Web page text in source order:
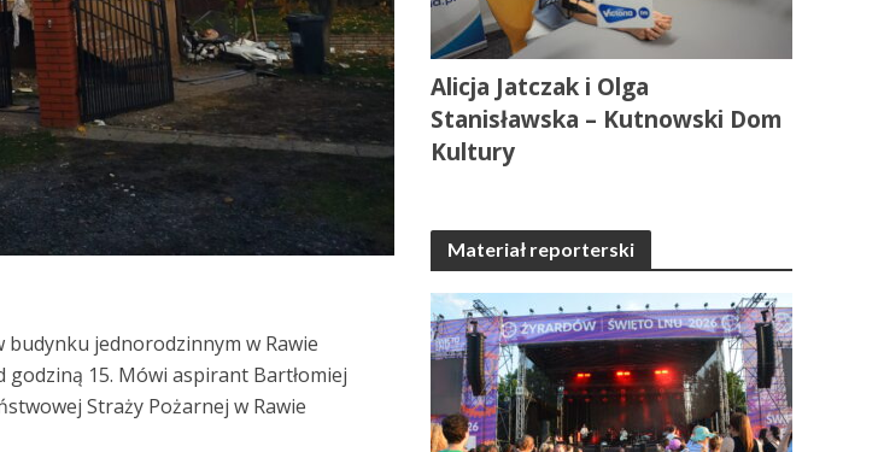
budynku jednorodzinnym w Rawie
godziną 15. Mówi aspirant Bartłomiej
Straży Pożarnej w Rawie
Alicja Jatczak i Olga
Stanisławska – Kutnowski Dom
Kultury
Materiał reporterski